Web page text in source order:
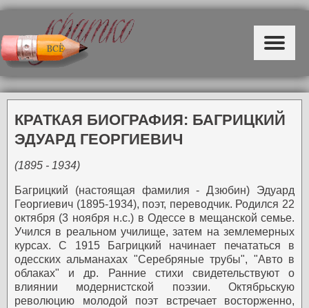
КРАТКАЯ БИОГРАФИЯ: БАГРИЦКИЙ
ЭДУАРД ГЕОРГИЕВИЧ
(1895 - 1934)
Багрицкий (настоящая фамилия - Дзюбин) Эдуард
Георгиевич (1895-1934), поэт, переводчик. Родился 22
октября (3 ноября н.с.) в Одессе в мещанской семье.
Учился в реальном училище, затем на землемерных
курсах. С 1915 Багрицкий начинает печататься в
одесских альманахах "Серебряные трубы", "Авто в
облаках" и др. Ранние стихи свидетельствуют о
влиянии модернистской поэзии. Октябрьскую
революцию молодой поэт встречает восторженно,